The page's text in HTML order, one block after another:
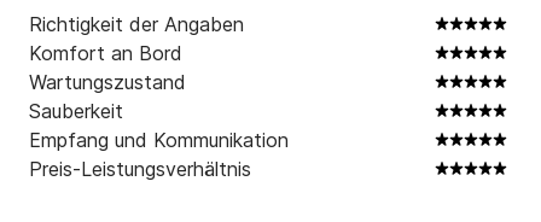
Richtigkeit der Angaben
Komfort an Bord
Wartungszustand
Sauberkeit
Empfang und Kommunikation
Preis-Leistungsverhältnis